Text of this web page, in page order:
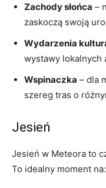
Zachody słońca –
zaskoczą swoją
Wydarzenia
wystawy lokalnych
Wspinaczka – dla
szereg tras o
Jesień
Jesień w Meteora to
To idealny moment na: